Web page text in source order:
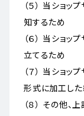
（５） 当ショ
知するため
（６） 当ショ
立てるため
（７） 当ショ
形式に加工し
（８） その他